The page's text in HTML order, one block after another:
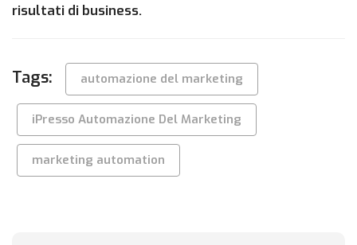
risultati di business.
Tags: automazione del marketing
iPresso Automazione Del Marketing
marketing automation